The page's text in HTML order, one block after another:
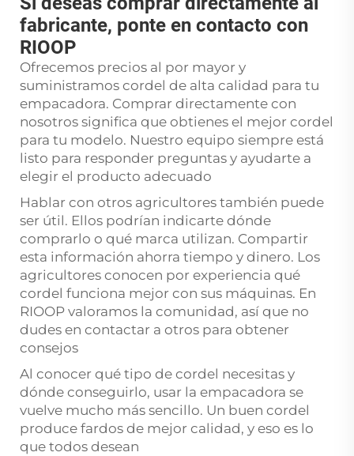
fabricante, ponte en contacto con
RIOOP
Ofrecemos precios al por mayor y
suministramos cordel de alta calidad para tu
empacadora. Comprar directamente con
nosotros significa que obtienes el mejor cordel
para tu modelo. Nuestro equipo siempre está
listo para responder preguntas y ayudarte a
elegir el producto adecuado
Hablar con otros agricultores también puede
ser útil. Ellos podrían indicarte dónde
comprarlo o qué marca utilizan. Compartir
esta información ahorra tiempo y dinero. Los
agricultores conocen por experiencia qué
cordel funciona mejor con sus máquinas. En
RIOOP valoramos la comunidad, así que no
dudes en contactar a otros para obtener
consejos
Al conocer qué tipo de cordel necesitas y
dónde conseguirlo, usar la empacadora se
vuelve mucho más sencillo. Un buen cordel
produce fardos de mejor calidad, y eso es lo
que todos desean